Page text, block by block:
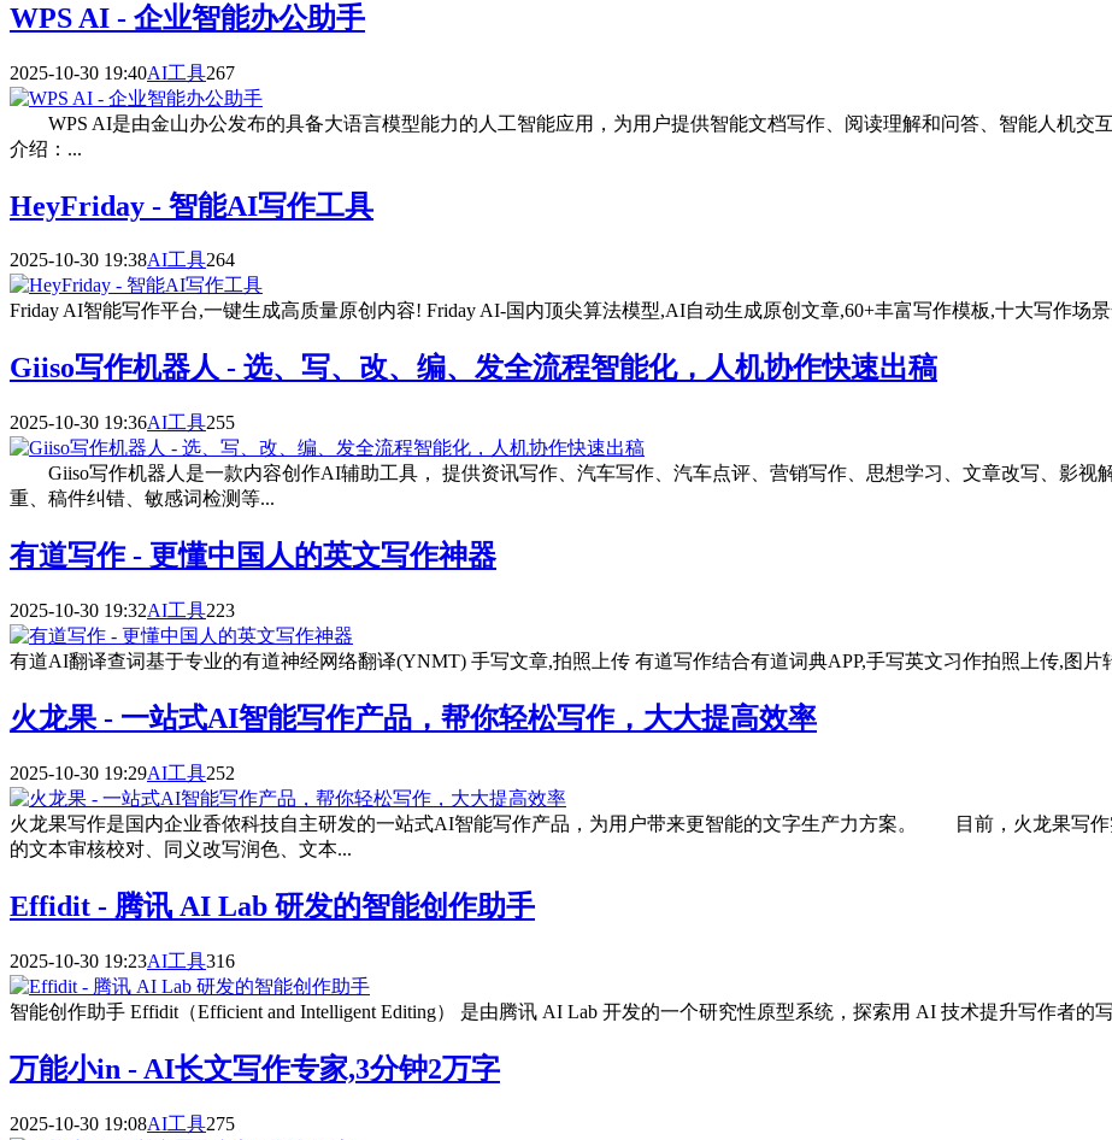
WPS AI - 企业智能办公助手
2025-10-30 19:40AI工具267
WPS AI是由金山办公发布的具备大语言模型能力的人工智能应用，为用户提供智能文档写作、阅读理解和问答、智能人机交
介绍：...
HeyFriday - 智能AI写作工具
2025-10-30 19:38AI工具264
Friday AI智能写作平台,一键生成高质量原创内容! Friday AI-国内顶尖算法模型,AI自动生成原创文章,60+丰富写作模板,十大写作场
Giiso写作机器人 - 选、写、改、编、发全流程智能化，人机协作快速出稿
2025-10-30 19:36AI工具255
Giiso写作机器人是一款内容创作AI辅助工具， 提供资讯写作、汽车写作、汽车点评、营销写作、思想学习、文章改写、影视
重、稿件纠错、敏感词检测等...
有道写作 - 更懂中国人的英文写作神器
2025-10-30 19:32AI工具223
有道AI翻译查词基于专业的有道神经网络翻译(YNMT) 手写文章,拍照上传 有道写作结合有道词典APP,手写英文习作拍照上传,图片
火龙果 - 一站式AI智能写作产品，帮你轻松写作，大大提高效率
2025-10-30 19:29AI工具252
火龙果写作是国内企业香侬科技自主研发的一站式AI智能写作产品，为用户带来更智能的文字生产力方案。 目前，火龙果写
的⽂本审核校对、同义改写润⾊、⽂本...
Effidit - 腾讯 AI Lab 研发的智能创作助手
2025-10-30 19:23AI工具316
智能创作助手 Effidit（Efficient and Intelligent Editing） 是由腾讯 AI Lab 开发的一个研究性原型系统，探索用 AI 技术提升写作者的
万能小in - AI长文写作专家,3分钟2万字
2025-10-30 19:08AI工具275